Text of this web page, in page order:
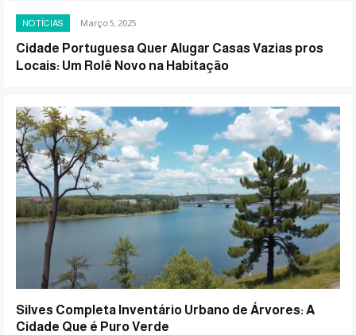
NOTÍCIAS Março 5, 2025
Cidade Portuguesa Quer Alugar Casas Vazias pros
Locais: Um Rolê Novo na Habitação
Silves Completa Inventário Urbano de Árvores: A
Cidade Que é Puro Verde